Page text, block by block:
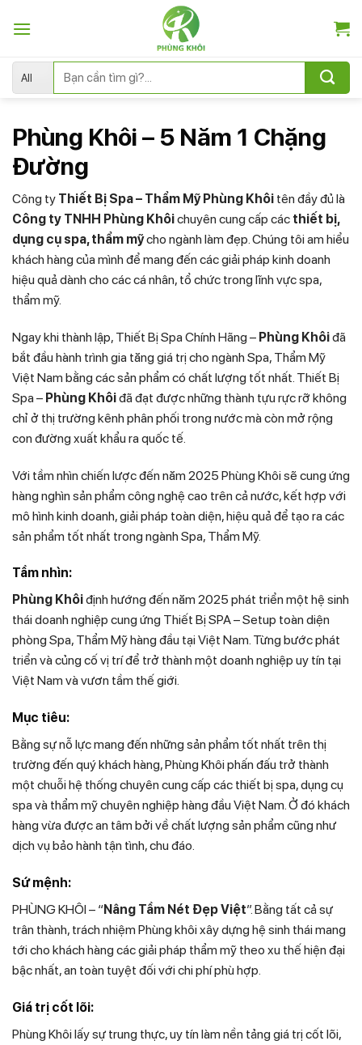
kiếm:
Phùng Khôi – 5 Năm 1 Chặng
Đường
Công ty Thiết Bị Spa – Thẩm Mỹ Phùng Khôi tên đầy đủ là
Công ty TNHH Phùng Khôichuyên cung cấp các thiết bị,
dụng cụ spa, thẩm mỹcho ngành làm đẹp. Chúng tôi am hiểu
khách hàng của mình để mang đến các giải pháp kinh doanh
hiệu quả dành cho các cá nhân, tổ chức trong lĩnh vực spa,
thẩm mỹ.
Ngay khi thành lập, Thiết Bị Spa Chính Hãng – Phùng Khôiđã
bắt đầu hành trình gia tăng giá trị cho ngành Spa, Thẩm Mỹ
Việt Nam bằng các sản phẩm có chất lượng tốt nhất. Thiết Bị
Spa – Phùng Khôiđã đạt được những thành tựu rực rỡ không
chỉ ở thị trường kênh phân phối trong nước mà còn mở rộng
con đường xuất khẩu ra quốc tế.
Với tầm nhìn chiến lược đến năm 2025 Phùng Khôi sẽ cung ứng
hàng nghìn sản phẩm công nghệ cao trên cả nước, kết hợp với
mô hình kinh doanh, giải pháp toàn diện, hiệu quả để tạo ra các
sản phẩm tốt nhất trong ngành Spa, Thẩm Mỹ.
Tầm nhìn:
Phùng Khôiđịnh hướng đến năm 2025 phát triển một hệ sinh
thái doanh nghiệp cung ứng Thiết Bị SPA – Setup toàn diện
phòng Spa, Thẩm Mỹ hàng đầu tại Việt Nam. Từng bước phát
triển và củng cố vị trí để trở thành một doanh nghiệp uy tín tại
Việt Nam và vươn tầm thế giới.
Mục tiêu:
Bằng sự nỗ lực mang đến những sản phẩm tốt nhất trên thị
trường đến quý khách hàng, Phùng Khôi phấn đấu trở thành
một chuỗi hệ thống chuyên cung cấp các thiết bị spa, dụng cụ
spa và thẩm mỹ chuyên nghiệp hàng đầu Việt Nam. Ở đó khách
hàng vừa được an tâm bởi về chất lượng sản phẩm cũng như
dịch vụ bảo hành tận tình, chu đáo.
Sứ mệnh:
PHÙNG KHÔI – “Nâng Tầm Nét Đẹp Việt”. Bằng tất cả sự
trân thành, trách nhiệm Phùng khôi xây dựng hệ sinh thái mang
tới cho khách hàng các giải pháp thẩm mỹ theo xu thế hiện đại
bậc nhất, an toàn tuyệt đối với chi phí phù hợp.
Giá trị cốt lõi:
Phùng Khôi lấy sự trung thực, uy tín làm nền tảng giá trị cốt lõi,